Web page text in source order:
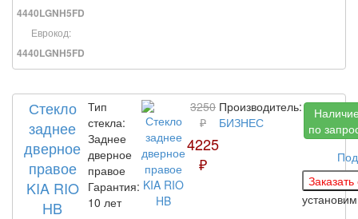
4440LGNH5FD
Еврокод:
4440LGNH5FD
Стекло
заднее
дверное
правое
KIA RIO
HB
Тип
стекла:
Заднее
дверное
правое
Гарантия:
10 лет
3250
₽
4225
₽
Производитель:
БИЗНЕС
по